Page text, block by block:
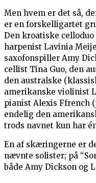
Men hvem er det så,
er en forskelligartet
Den kroatiske
harpenist Lavinia
saxofonspiller Amy
cellist Tina Guo, den
den australske
amerikanske violinist
pianist Alexis Ffrench
endelig den
trods navnet kun har
En af skæringerne er
nævnte solister; på
både Amy Dickson og